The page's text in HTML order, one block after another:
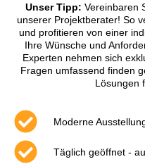
Unser Tipp: Vereinbaren
unserer Projektberater! So
und profitieren von einer
Ihre Wünsche und
Experten nehmen sich
Fragen umfassend finden
Lösungen
Moderne
Täglich geöffnet -